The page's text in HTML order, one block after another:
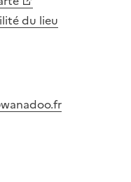
du lieu